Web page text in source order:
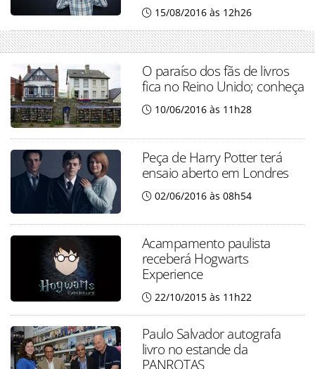
15/08/2016 às 12h26
O paraíso dos fãs de livros
fica no Reino Unido; conheça
10/06/2016 às 11h28
Peça de Harry Potter terá
ensaio aberto em Londres
02/06/2016 às 08h54
Acampamento paulista
receberá Hogwarts
Experience
22/10/2015 às 11h22
Paulo Salvador autografa
livro no estande da
PANROTAS